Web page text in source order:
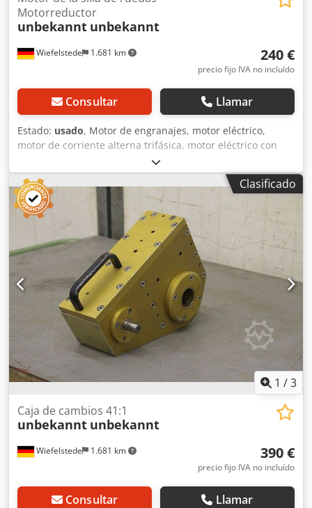
Wiefelstede 1.681 km
Motorreductor
unbekannt unbekannt
240 €
precio fijo IVA no incluído
Consultar Llamar
Estado: usado, Motor de engranajes, motor eléctrico,
motor de corriente alterna trifásica, motor eléctrico con
engranajes -Velocidad: 3700/116 rpm -Potencia: 0,18 kW,
24 V -Diámetro del eje: 17 mm -Longitud: 45 mm -Peso: 6
kg -Dimensiones: 215/170/420 mm (alto) -Peso: 17,3 kg
Dedpfx Aod I Hixjf Tokr
Clasificado
1 /3
Wiefelstede 1.681 km
Caja de cambios 41:1
unbekannt unbekannt
390 €
precio fijo IVA no incluído
Consultar Llamar